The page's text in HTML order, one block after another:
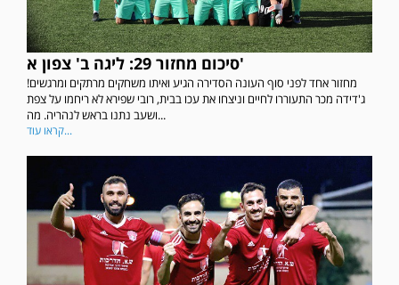
סיכום מחזור 29: ליגה ב' צפון א'
מחזור אחד לפני סוף העונה הסדירה הגיע ואיתו משחקים מרתקים ומרגשים!
ג'דידה מכר התעוררו לחיים וניצחו את עכו בבית, רובי שפירא לא ריחמו על צפת
ושעב נתנו בראש לנהריה. מה...
קראו עוד...